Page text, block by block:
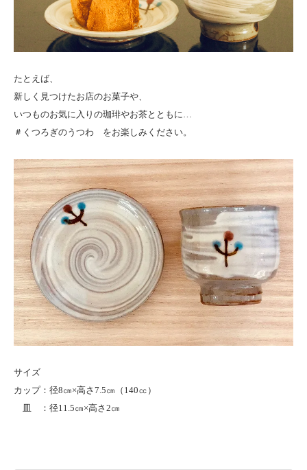
たとえば、
新しく見つけたお店のお菓子や、
いつものお気に入りの珈琲やお茶とともに…
＃くつろぎのうつわ をお楽しみください。
サイズ
カップ：径8㎝×高さ7.5㎝（140㏄）
皿 ：径11.5㎝×高さ2㎝